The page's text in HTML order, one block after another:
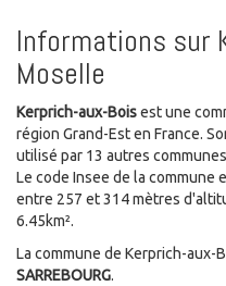
Informations sur
Moselle
Kerprich-aux-Boisest une
région Grand-Est en France.
utilisé par 13 autres
Le code Insee de la commune
entre 257 et 314 mètres
6.45km².
La commune de Kerprich-aux-
SARREBOURG.